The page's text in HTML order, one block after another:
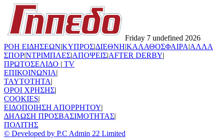
Friday 7 undefined 2026
ΡΟΗ ΕΙΔΗΣΕΩΝ|ΚΥΠΡΟΣ|ΔΙΕΘΝΗ|ΚΑΛΑΘΟΣΦΑΙΡΑ|ΑΛΛΑ
ΣΠΟΡ|ΝΤΡΙΜΠΛΕΣ|ΑΠΟΨΕΙΣ|AFTER DERBY|
ΠΡΩΤΟΣΕΛΙΔΟ | TV
ΕΠΙΚΟΙΝΩΝΙΑ|
TAYTOTHTA|
ΟΡΟΙ ΧΡΗΣΗΣ|
COOKIES|
ΕΙΔΟΠΟΙΗΣΗ ΑΠΟΡΡΗΤΟΥ|
ΔΗΛΩΣΗ ΠΡΟΣΒΑΣΙΜΟΤΗΤΑΣ|
ΠΟΛΙΤΗΣ
© Developed by P.C Admin 22 Limited